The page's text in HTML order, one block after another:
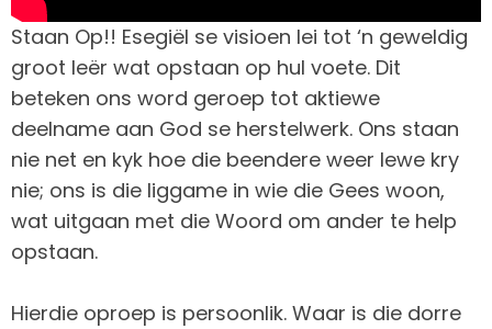
Staan Op!! Esegiël se visioen lei tot ‘n geweldig
groot leër wat opstaan op hul voete. Dit
beteken ons word geroep tot aktiewe
deelname aan God se herstelwerk. Ons staan
nie net en kyk hoe die beendere weer lewe kry
nie; ons is die liggame in wie die Gees woon,
wat uitgaan met die Woord om ander te help
opstaan.
Hierdie oproep is persoonlik. Waar is die dorre